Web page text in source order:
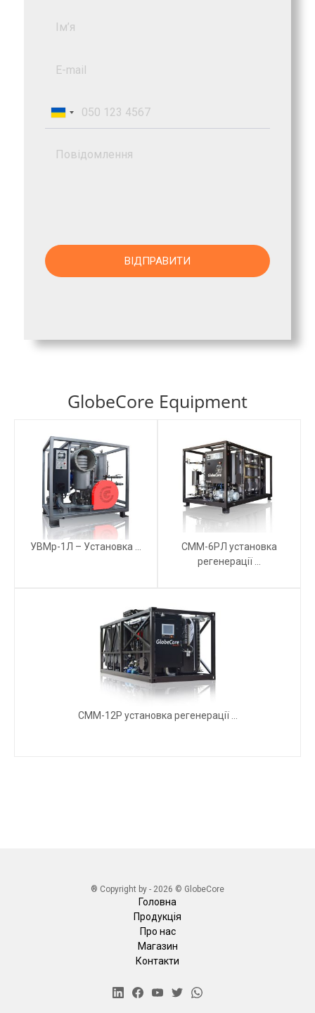
GlobeCore Equipment
УВМр-1Л – Установка ...
СММ-6РЛ установка
регенерації ...
СММ-12Р установка регенерації ...
Головна
Продукція
Про нас
Магазин
Контакти
® Copyright by - 2026 © GlobeCore